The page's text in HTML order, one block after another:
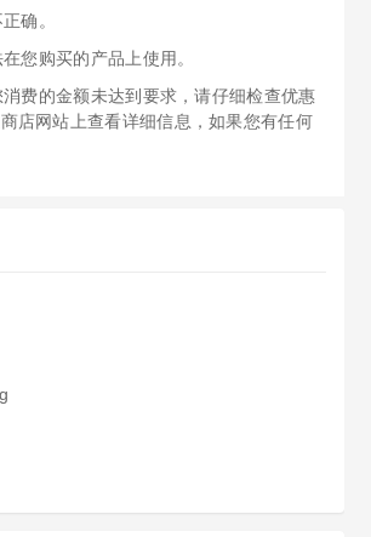
确。
您购买的产品上使用。
费的金额未达到要求，请仔细检查优惠
店网站上查看详细信息，如果您有任何